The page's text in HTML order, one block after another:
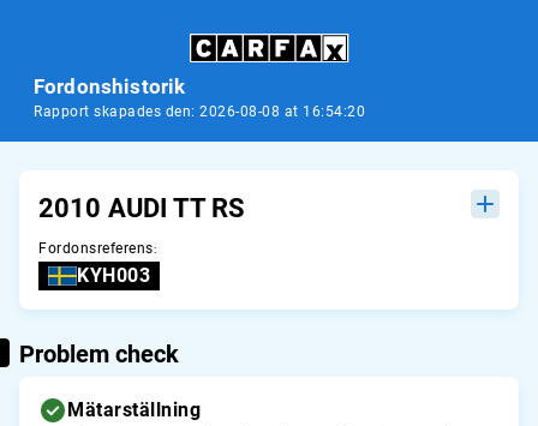
Fordonshistorik
Rapport skapades den: 2026-08-08 at 16:54:20
2010 AUDI TT RS
Fordonsreferens:
KYH003
Problem check
Mätarställning